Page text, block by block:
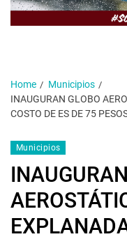
Home
Municipios
INAUGURAN GLOBO
COSTO DE ES DE 75
Municipios